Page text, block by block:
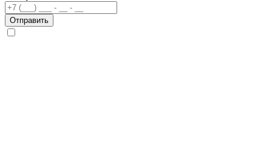
Отправить